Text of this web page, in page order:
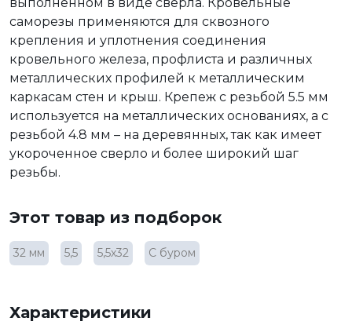
саморезы применяются для сквозного
крепления и уплотнения соединения
кровельного железа, профлиста и различных
металлических профилей к металлическим
каркасам стен и крыш. Крепеж с резьбой 5.5 мм
используется на металлических основаниях, а с
резьбой 4.8 мм – на деревянных, так как имеет
укороченное сверло и более широкий шаг
резьбы.
Этот товар из подборок
32 мм 5,5 5,5х32 С буром
Характеристики